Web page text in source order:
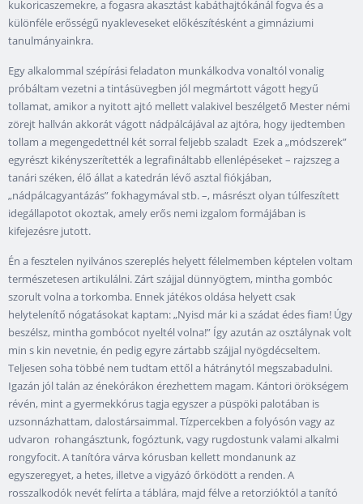
kukoricaszemekre, a fogasra akasztást kabáthajtókánál fogva és a
különféle erősségű nyakleveseket előkészítésként a gimnáziumi
tanulmányainkra.
Egy alkalommal szépírási feladaton munkálkodva vonaltól vonalig
próbáltam vezetni a tintásüvegben jól megmártott vágott hegyű
tollamat, amikor a nyitott ajtó mellett valakivel beszélgető Mester némi
zörejt hallván akkorát vágott nádpálcájával az ajtóra, hogy ijedtemben
tollam a megengedettnél két sorral feljebb szaladt Ezek a „módszerek”
egyrészt kikényszerítették a legrafináltabb ellenlépéseket – rajzszeg a
tanári széken, élő állat a katedrán lévő asztal fiókjában,
„nádpálcagyantázás” fokhagymával stb. –, másrészt olyan túlfeszített
idegállapotot okoztak, amely erős nemi izgalom formájában is
kifejezésre jutott.
Én a fesztelen nyilvános szereplés helyett félelmemben képtelen voltam
természetesen artikulálni. Zárt szájjal dünnyögtem, mintha gombóc
szorult volna a torkomba. Ennek játékos oldása helyett csak
helytelenítő nógatásokat kaptam: „Nyisd már ki a szádat édes fiam! Úgy
beszélsz, mintha gombócot nyeltél volna!” Így azután az osztálynak volt
min s kin nevetnie, én pedig egyre zártabb szájjal nyögdécseltem.
Teljesen soha többé nem tudtam ettől a hátránytól megszabadulni.
Igazán jól talán az énekórákon érezhettem magam. Kántori örökségem
révén, mint a gyermekkórus tagja egyszer a püspöki palotában is
uzsonnázhattam, dalostársaimmal. Tízpercekben a folyósón vagy az
udvaron rohangásztunk, fogóztunk, vagy rugdostunk valami alkalmi
rongyfocit. A tanítóra várva kórusban kellett mondanunk az
egyszeregyet, a hetes, illetve a vigyázó őrködött a renden. A
rosszalkodók nevét felírta a táblára, majd félve a retorzióktól a tanító